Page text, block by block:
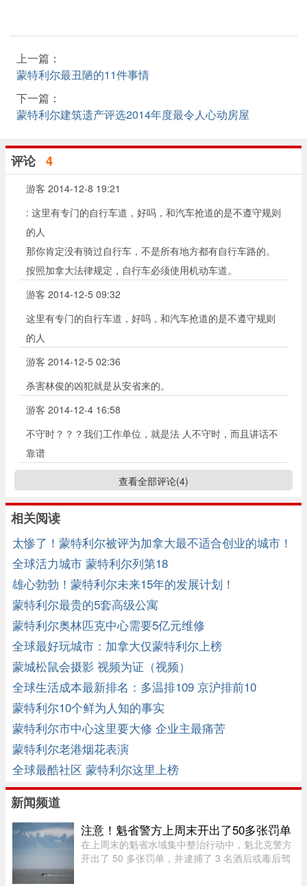
上一篇：
蒙特利尔最丑陋的11件事情
下一篇：
蒙特利尔建筑遗产评选2014年度最令人心动房屋
评论 4
游客 2014-12-8 19:21
: 这里有专门的自行车道，好吗，和汽车抢道的是不遵守规则
的人
那你肯定没有骑过自行车，不是所有地方都有自行车路的。
按照加拿大法律规定，自行车必须使用机动车道。
游客 2014-12-5 09:32
这里有专门的自行车道，好吗，和汽车抢道的是不遵守规则
的人
游客 2014-12-5 02:36
杀害林俊的凶犯就是从安省来的。
游客 2014-12-4 16:58
不守时？？？我们工作单位，就是法 人不守时，而且讲话不
靠谱
查看全部评论(4)
相关阅读
太惨了！蒙特利尔被评为加拿大最不适合创业的城市！
全球活力城市 蒙特利尔列第18
雄心勃勃！蒙特利尔未来15年的发展计划！
蒙特利尔最贵的5套高级公寓
蒙特利尔奥林匹克中心需要5亿元维修
全球最好玩城市：加拿大仅蒙特利尔上榜
蒙城松鼠会摄影 视频为证（视频）
全球生活成本最新排名：多温排109 京沪排前10
蒙特利尔10个鲜为人知的事实
蒙特利尔市中心这里要大修 企业主最痛苦
蒙特利尔老港烟花表演
全球最酷社区 蒙特利尔这里上榜
新闻频道
注意！魁省警方上周末开出了50多张罚单
在上周末的魁省水域集中整治行动中，魁北克警方
开出了 50 多张罚单，并逮捕了 3 名酒后或毒后驾